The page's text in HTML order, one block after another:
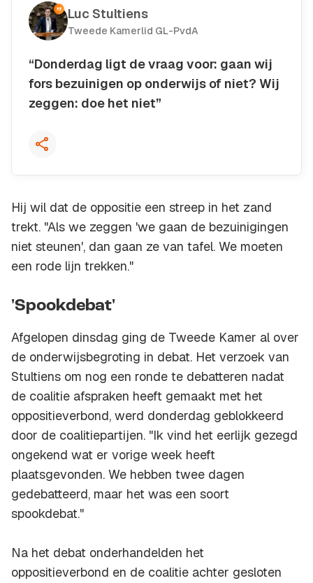
Luc Stultiens
Tweede Kamerlid GL-PvdA
“Donderdag ligt de vraag voor: gaan wij
fors bezuinigen op onderwijs of niet? Wij
zeggen: doe het niet”
Kopieer quote
Hij wil dat de oppositie een streep in het zand
trekt. "Als we zeggen 'we gaan de bezuinigingen
niet steunen', dan gaan ze van tafel. We moeten
een rode lijn trekken."
'Spookdebat'
Afgelopen dinsdag ging de Tweede Kamer al over
de onderwijsbegroting in debat. Het verzoek van
Stultiens om nog een ronde te debatteren nadat
de coalitie afspraken heeft gemaakt met het
oppositieverbond, werd donderdag geblokkeerd
door de coalitiepartijen. "Ik vind het eerlijk gezegd
ongekend wat er vorige week heeft
plaatsgevonden. We hebben twee dagen
gedebatteerd, maar het was een soort
spookdebat."
Na het debat onderhandelden het
oppositieverbond en de coalitie achter gesloten